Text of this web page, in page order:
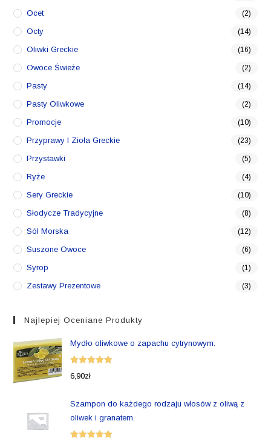
Ocet (2)
Octy (14)
Oliwki Greckie (16)
Owoce Świeże (2)
Pasty (14)
Pasty Oliwkowe (2)
Promocje (10)
Przyprawy I Zioła Greckie (23)
Przystawki (5)
Ryże (4)
Sery Greckie (10)
Słodycze Tradycyjne (8)
Sól Morska (12)
Suszone Owoce (6)
Syrop (1)
Zestawy Prezentowe (3)
Najlepiej Oceniane Produkty
Mydło oliwkowe o zapachu cytrynowym.
Oceniono
6,90zł
Szampon do każdego rodzaju włosów z oliwą z
oliwek i granatem.